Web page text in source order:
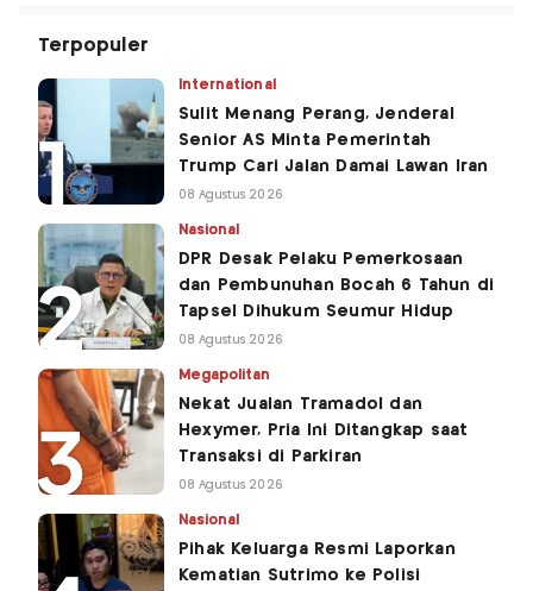
Terpopuler
International
Sulit Menang Perang, Jenderal
Senior AS Minta Pemerintah
Trump Cari Jalan Damai Lawan Iran
08 Agustus 2026
Nasional
DPR Desak Pelaku Pemerkosaan
dan Pembunuhan Bocah 6 Tahun di
Tapsel Dihukum Seumur Hidup
08 Agustus 2026
Megapolitan
Nekat Jualan Tramadol dan
Hexymer, Pria Ini Ditangkap saat
Transaksi di Parkiran
08 Agustus 2026
Nasional
Pihak Keluarga Resmi Laporkan
Kematian Sutrimo ke Polisi